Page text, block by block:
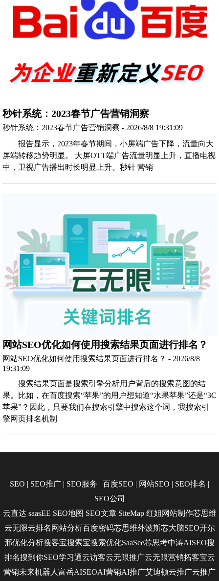
秒针系统：2023春节广告营销洞察
秒针系统：2023春节广告营销洞察 - 2026/8/8 19:31:09
报告显示，2023年春节期间，小屏端广告下降，流量向大
屏端转移趋势明显。 大屏OTT端广告流量明显上升，直播电视
中，卫视广告播出时长明显上升。秒针 营销
网站SEO优化如何使用搜索结果页面进行排名？
网站SEO优化如何使用搜索结果页面进行排名？ - 2026/8/8
19:31:09
搜索结果页面是搜索引擎分析用户背后的搜索意图的结
果。比如，在百度搜索“苹果”的用户想知道“水果苹果”还是“3C
苹果”？因此，只要我们在搜索引擎中搜索这个词，我搜索引
擎网页排名机制
SEO | SEO推广 | SEO服务 | 百度SEO | 网站SEO | SEO排名 |
SEO公司
云直达 saasEE SEO地图 SEO文章 SiteMap 红姐网站制作芯思维
云无限云排名 网站分析百度密码芯思维外波斯芯大脑SEO开尔
邢优化分析搜客宝搜索宝搜索优化SaaSee芯思考中涛AISEO搜
排名搜到你SEO学习通云访客云无限推广云无限营销拓客宝云
营销未来机器人富岳AISEOAI营销AI推广艾迪顿云推广云推广